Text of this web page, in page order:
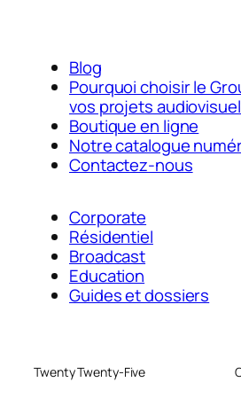
Blog
Pourquoi choisir le
vos projets
Boutique en ligne
Notre catalogue
Contactez-nous
Corporate
Résidentiel
Broadcast
Education
Guides et dossiers
Twenty Twenty-Five